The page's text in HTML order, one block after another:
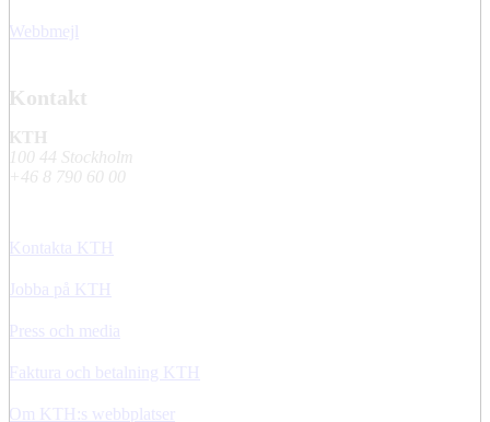
Webbmejl
Kontakt
KTH
100 44 Stockholm
+46 8 790 60 00
Kontakta KTH
Jobba på KTH
Press och media
Faktura och betalning KTH
Om KTH:s webbplatser